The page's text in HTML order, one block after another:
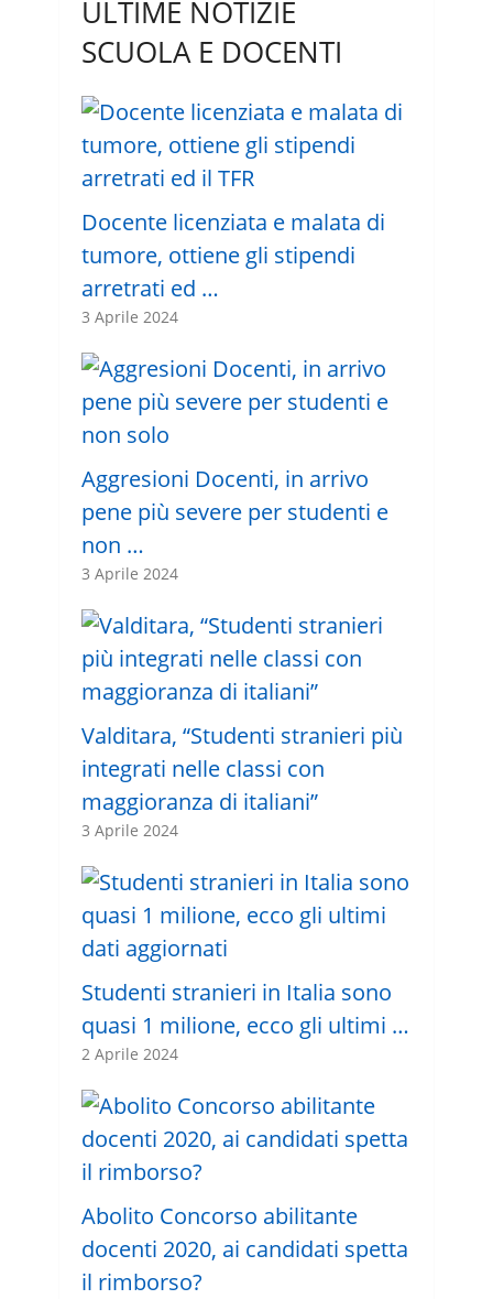
ULTIME NOTIZIE
SCUOLA E DOCENTI
Docente licenziata e malata di
tumore, ottiene gli stipendi
arretrati ed …
3 Aprile 2024
Aggresioni Docenti, in arrivo
pene più severe per studenti e
non …
3 Aprile 2024
Valditara, “Studenti stranieri più
integrati nelle classi con
maggioranza di italiani”
3 Aprile 2024
Studenti stranieri in Italia sono
quasi 1 milione, ecco gli ultimi …
2 Aprile 2024
Abolito Concorso abilitante
docenti 2020, ai candidati spetta
il rimborso?